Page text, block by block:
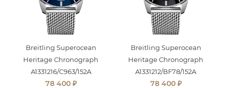
Breitling Superocean
Heritage Chronograph
A1331216/C963/152A
78 400 ₽
Breitling Superocean
Heritage Chronograph
A1331212/BF78/152A
78 400 ₽